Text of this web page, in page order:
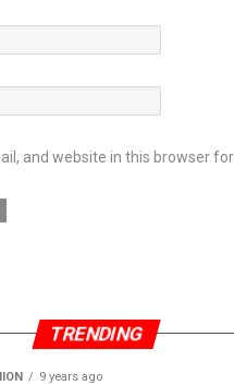
and website in this browser
TRENDING
9 years ago